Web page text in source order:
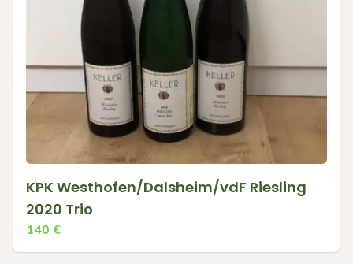
KPK Westhofen/Dalsheim/vdF Riesling
2020 Trio
140 €